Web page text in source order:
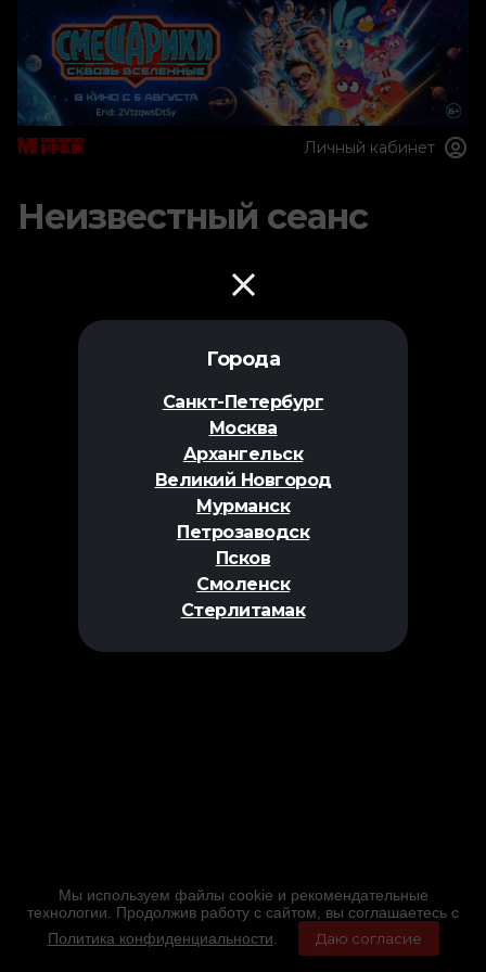
Города
Санкт-Петербург
Москва
Архангельск
Великий Новгород
Мурманск
Петрозаводск
Псков
Смоленск
Стерлитамак
Личный кабинет
Неизвестный сеанс
Мы используем файлы cookie и рекомендательные
технологии. Продолжив работу с сайтом, вы соглашаетесь с
Политика конфиденциальности
Даю согласие